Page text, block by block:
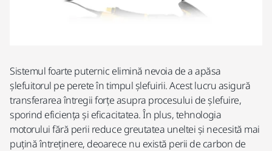
Sistemul foarte puternic elimină nevoia de a apăsa
șlefuitorul pe perete în timpul șlefuirii. Acest lucru asigură
transferarea întregii forțe asupra procesului de șlefuire,
sporind eficiența și eficacitatea. În plus, tehnologia
motorului fără perii reduce greutatea uneltei și necesită mai
puțină întreținere, deoarece nu există perii de carbon de